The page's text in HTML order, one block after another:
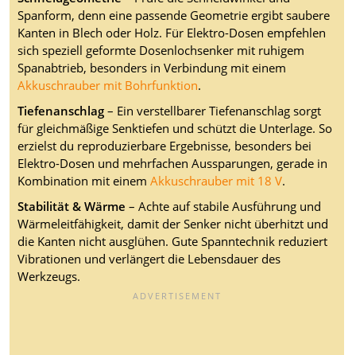
Spanform, denn eine passende Geometrie ergibt saubere
Kanten in Blech oder Holz. Für Elektro-Dosen empfehlen
sich speziell geformte Dosenlochsenker mit ruhigem
Spanabtrieb, besonders in Verbindung mit einem
Akkuschrauber mit Bohrfunktion.
Tiefenanschlag– Ein verstellbarer Tiefenanschlag sorgt
für gleichmäßige Senktiefen und schützt die Unterlage. So
erzielst du reproduzierbare Ergebnisse, besonders bei
Elektro-Dosen und mehrfachen Aussparungen, gerade in
Kombination mit einem Akkuschrauber mit 18 V.
Stabilität & Wärme – Achte auf stabile Ausführung und
Wärmeleitfähigkeit, damit der Senker nicht überhitzt und
die Kanten nicht ausglühen. Gute Spanntechnik reduziert
Vibrationen und verlängert die Lebensdauer des
Werkzeugs.